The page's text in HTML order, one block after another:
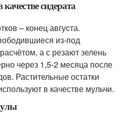
сидерата
– конец августа.
из-под
а с резают зелень
через 1,5-2 месяца после
Растительные остатки
в качестве мульчи.